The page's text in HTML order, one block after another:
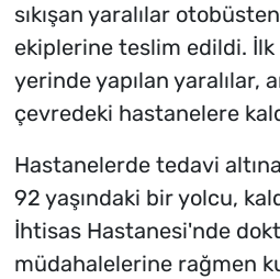
sıkışan yaralılar
ekiplerine teslim edildi.
yerinde yapılan yaralılar,
çevredeki hastanelere
Hastanelerde tedavi
92 yaşındaki bir yolcu,
İhtisas Hastanesi'nde
müdahalelerine rağmen